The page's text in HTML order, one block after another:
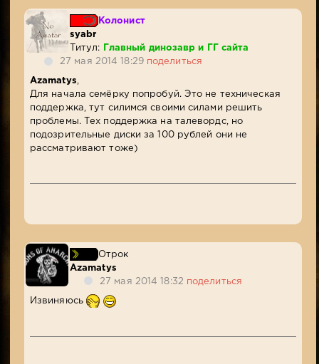
Колонист
syabr
Титул:
Главный динозавр и ГГ сайта
27 мая 2014 18:29 поделиться
Azamatys
Для начала семёрку попробуй. Это не техническая
поддержка, тут силимся своими силами решить
проблемы. Тех поддержка на талевордс, но
подозрительные диски за 100 рублей они не
рассматривают тоже)
Отрок
Azamatys
27 мая 2014 18:32 поделиться
Извиняюсь